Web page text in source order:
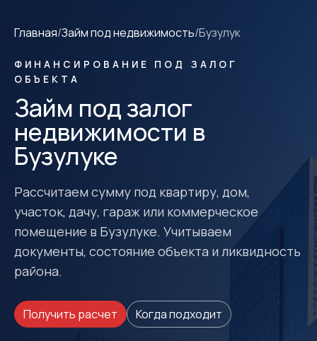
Главная/Займ под недвижимость/Бузулук
ФИНАНСИРОВАНИЕ ПОД ЗАЛОГ
ОБЪЕКТА
Займ под залог
недвижимости в
Бузулуке
Рассчитаем сумму под квартиру, дом,
участок, дачу, гараж или коммерческое
помещение в Бузулуке. Учитываем
документы, состояние объекта и ликвидность
района.
Получить расчет Когда подходит